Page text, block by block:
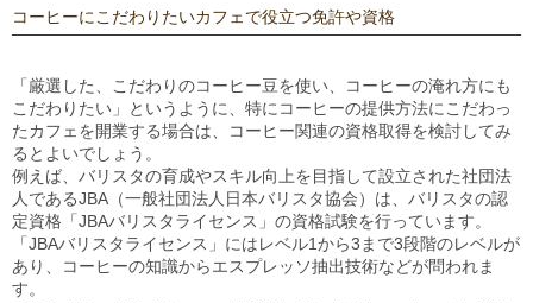
コーヒーにこだわりたいカフェで役立つ免許や資格
「厳選した、こだわりのコーヒー豆を使い、コーヒーの淹れ方にも
こだわりたい」というように、特にコーヒーの提供方法にこだわっ
たカフェを開業する場合は、コーヒー関連の資格取得を検討してみ
るとよいでしょう。
例えば、バリスタの育成やスキル向上を目指して設立された社団法
人であるJBA（一般社団法人日本バリスタ協会）は、バリスタの認
定資格「JBAバリスタライセンス」の資格試験を行っています。
「JBAバリスタライセンス」にはレベル1から3まで3段階のレベルが
あり、コーヒーの知識からエスプレッソ抽出技術などが問われま
す。